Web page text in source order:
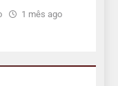
1 mês ago